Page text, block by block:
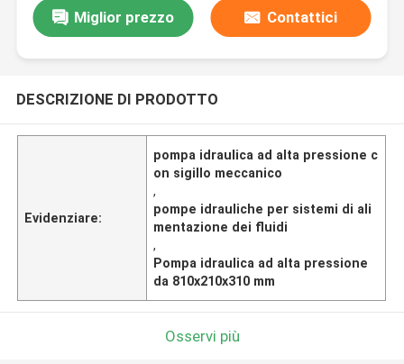
Miglior prezzo
Contattici
DESCRIZIONE DI PRODOTTO
Evidenziare:
pompa idraulica ad alta pressione c
on sigillo meccanico
,
pompe idrauliche per sistemi di ali
mentazione dei fluidi
,
Pompa idraulica ad alta pressione
da 810x210x310 mm
Osservi più